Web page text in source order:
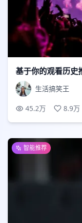
基于你的观看历史
生活搞笑王
45.2万 8.9万
智能推荐